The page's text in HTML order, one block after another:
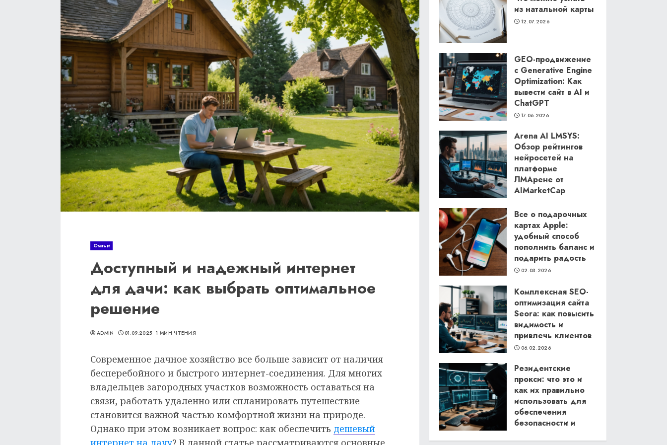
Статьи
Доступный и надежный интернет
для дачи: как выбрать оптимальное
решение
ADMIN 01.09.2025 1 МИН ЧТЕНИЯ
Современное дачное хозяйство все больше зависит от наличия
бесперебойного и быстрого интернет-соединения. Для многих
владельцев загородных участков возможность оставаться на
связи, работать удаленно или спланировать путешествие
становится важной частью комфортной жизни на природе.
Однако при этом возникает вопрос: как обеспечить дешевый
интернет на дачу? В данной статье рассматриваются основные
из натальной карты
12.07.2026
GEO-продвижение
с Generative Engine
Optimization: Как
вывести сайт в AI и
ChatGPT
17.06.2026
Arena AI LMSYS:
Обзор рейтингов
нейросетей на
платформе
ЛМАрене от
AIMarketCap
Все о подарочных
картах Apple:
удобный способ
пополнить баланс и
подарить радость
02.03.2026
Комплексная SEO-
оптимизация сайта
Seora: как повысить
видимость и
привлечь клиентов
06.02.2026
Резидентские
прокси: что это и
как их правильно
использовать для
обеспечения
безопасности и